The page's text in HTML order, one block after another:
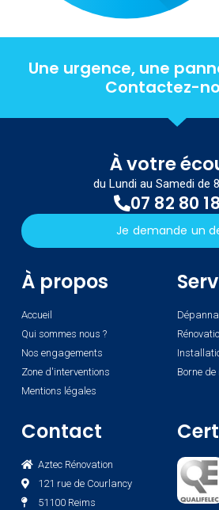
Une urgence, une
Contactez-
À votre
du Lundi au Samedi de
07 82 80
Je demande un
À propos
Accueil
Qui sommes nous ?
Nos engagements
Zone d'interventions
Mentions légales
Borne de
Contact
Aztec Rénovation
121 rue de Courlancy
51100 Reims